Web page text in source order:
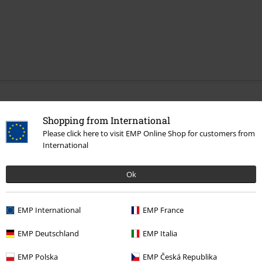
Shopping from International
Please click here to visit EMP Online Shop for customers from
International
Ok
EMP International EMP France
EMP Deutschland EMP Italia
EMP Polska EMP Česká Republika
Band Merch Medien CDs
Band Merch Genre Symphonic Metal
Amaranthe
Sale % Medien CDs
E-Mail Newsletter